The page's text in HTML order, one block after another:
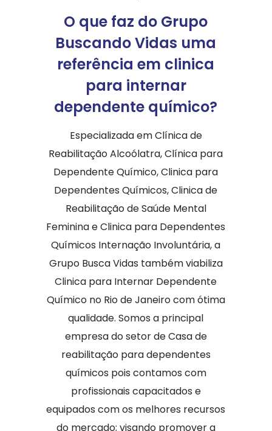
O que faz do Grupo
Buscando Vidas uma
referência em clinica
para internar
dependente químico?
Especializada em Clínica de
Reabilitação Alcoólatra, Clínica para
Dependente Químico, Clinica para
Dependentes Químicos, Clinica de
Reabilitação de Saúde Mental
Feminina e Clinica para Dependentes
Químicos Internação Involuntária, a
Grupo Busca Vidas também viabiliza
Clinica para Internar Dependente
Químico no Rio de Janeiro com ótima
qualidade. Somos a principal
empresa do setor de Casa de
reabilitação para dependentes
químicos pois contamos com
profissionais capacitados e
equipados com os melhores recursos
do mercado; visando promover a